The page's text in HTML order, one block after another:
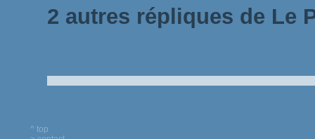
2 autres répliques de Le
^ top